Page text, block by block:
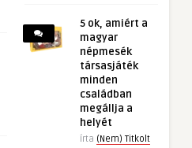
5 ok, amiért a
magyar
népmesék
társasjáték
minden
családban
megállja a
helyét
írta (Nem) Titkolt